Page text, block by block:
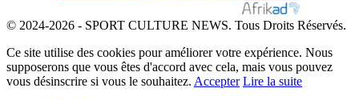
© 2024-2026 - SPORT CULTURE NEWS. Tous Droits Réservés.
Ce site utilise des cookies pour améliorer votre expérience. Nous
supposerons que vous êtes d'accord avec cela, mais vous pouvez
vous désinscrire si vous le souhaitez. Accepter Lire la suite